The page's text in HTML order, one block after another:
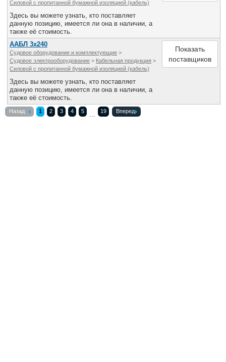
Силовой с пропитанной бумажной изоляцией (кабель)
Здесь вы можете узнать, кто поставляет
данную позицию, имеется ли она в наличии, а
также её стоимость.
ААБЛ 3х240
Судовое оборудование и комплектующие >
Судовое электрооборудование > Кабельная продукция >
Силовой с пропитанной бумажной изоляцией (кабель)
Здесь вы можете узнать, кто поставляет
данную позицию, имеется ли она в наличии, а
также её стоимость.
Показать
поставщиков
Назад 1 2 3 4 5 ... 19 Вперед